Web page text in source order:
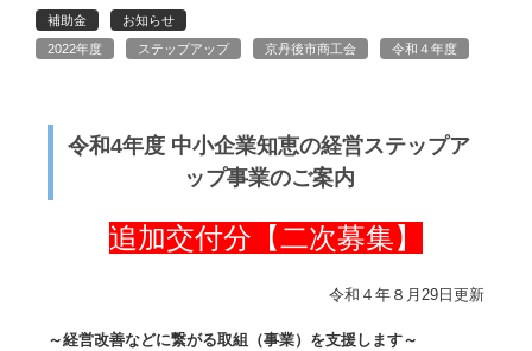
補助金
お知らせ
2022年度
ステップアップ 京丹後市商工会 令和４年度
令和4年度 中小企業知恵の経営ステップア
ップ事業のご案内
追加交付分【二次募集】
令和４年８月29日更新
～経営改善などに繋がる取組（事業）を支援します～